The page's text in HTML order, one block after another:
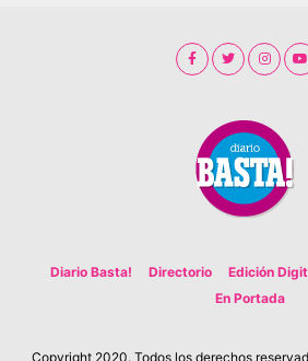
Diario Basta! Directorio Edición
En Portada
Copyright 2020. Todos los derechos